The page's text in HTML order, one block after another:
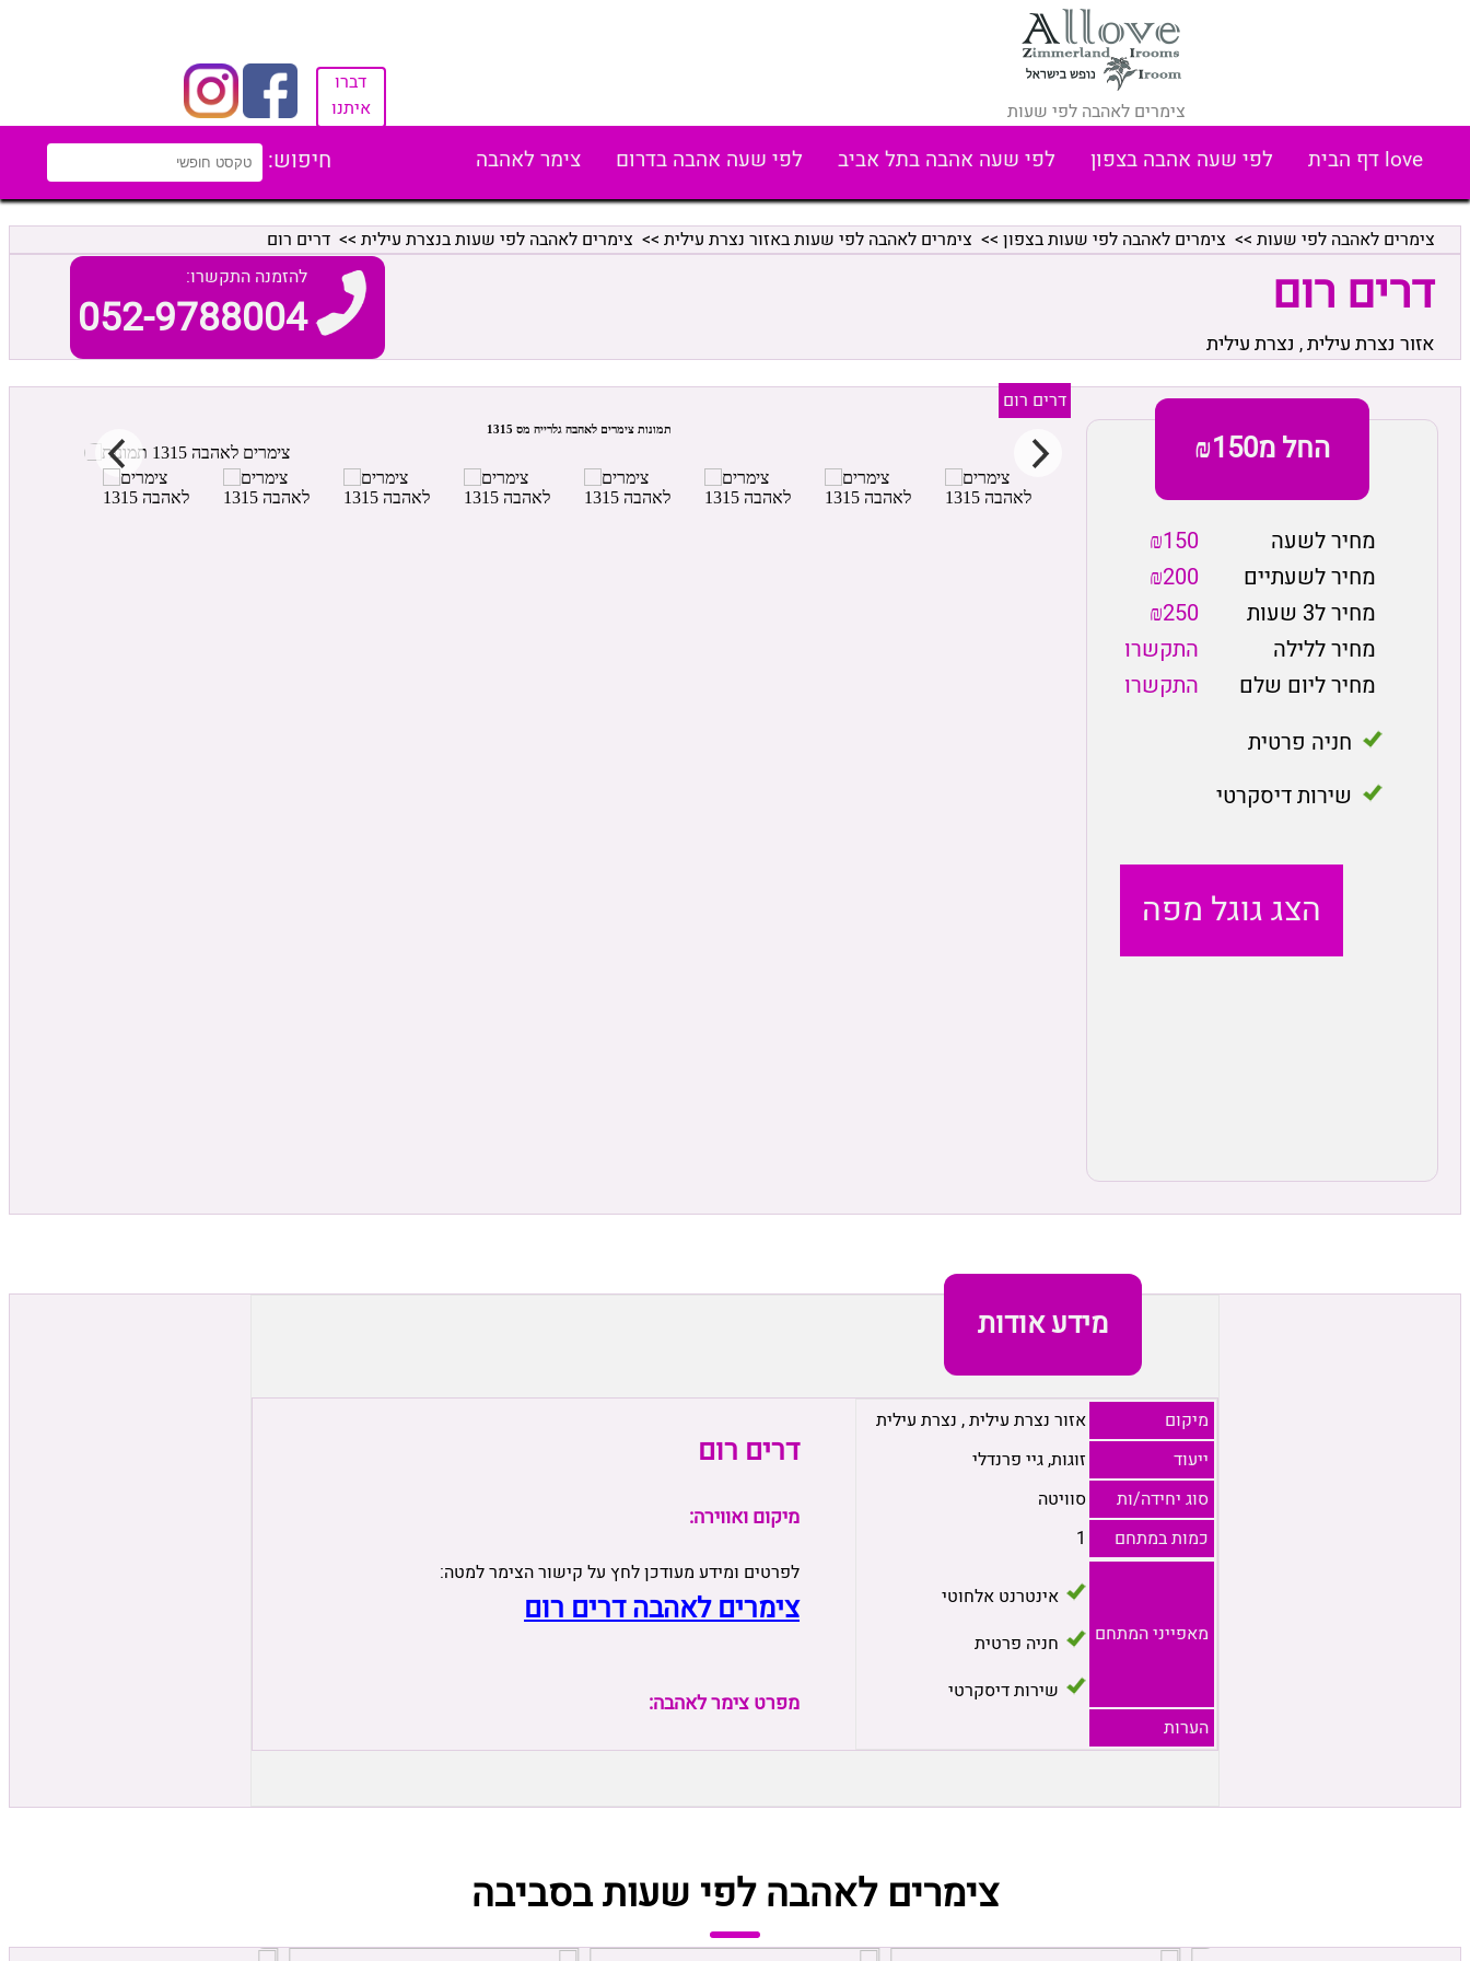
צימרים לאהבה לפי שעות
דברו
איתנו
love דף הבית לפי שעה אהבה בצפון לפי שעה אהבה בתל אביב לפי שעה אהבה בדרום צימר לאהבה חיפוש:
צימרים לאהבה לפי שעות >> צימרים לאהבה לפי שעות בצפון >> צימרים לאהבה לפי שעות באזור נצרת עילית >> צימרים לאהבה לפי שעות בנצרת עילית >> דרים רום
דרים רום
אזור נצרת עילית, נצרת עילית
להזמנה התקשרו:
052-9788004
החל מ₪150
מחיר לשעה
₪150
מחיר לשעתיים
₪200
מחיר ל3 שעות
₪250
מחיר ללילה
התקשרו
מחיר ליום שלם
התקשרו
חניה פרטית
שירות דיסקרטי
הצג גוגל מפה
דרים רום
מידע אודות
מיקום אזור נצרת עילית, נצרת עילית
ייעוד
זוגות, גיי פרנדלי
סוג יחידה/ות
סוויטה
כמות במתחם
1
מאפייני המתחם
אינטרנט אלחוטי
חניה פרטית
שירות דיסקרטי
הערות
דרים רום
מיקום ואווירה:
לפרטים ומידע מעודכן לחץ על קישור הצימר למטה:
צימרים לאהבה דרים רום
מפרט צימר לאהבה:
צימרים לאהבה לפי שעות בסביבה